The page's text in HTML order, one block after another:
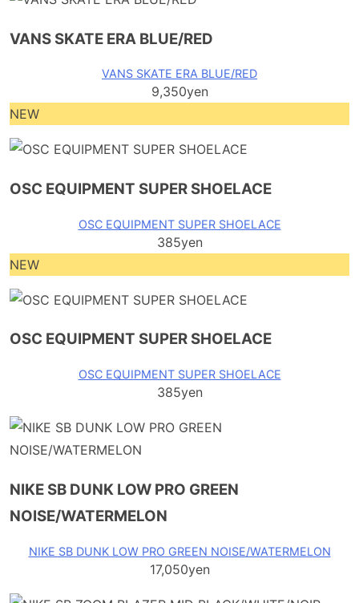
VANS SKATE ERA BLUE/RED
VANS SKATE ERA BLUE/RED
9,350yen
NEW
OSC EQUIPMENT SUPER SHOELACE
OSC EQUIPMENT SUPER SHOELACE
385yen
NEW
OSC EQUIPMENT SUPER SHOELACE
OSC EQUIPMENT SUPER SHOELACE
385yen
NIKE SB DUNK LOW PRO GREEN
NOISE/WATERMELON
NIKE SB DUNK LOW PRO GREEN NOISE/WATERMELON
17,050yen